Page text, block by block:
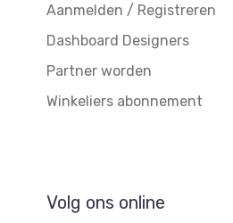
Aanmelden / Registreren
Dashboard Designers
Partner worden
Winkeliers abonnement
Volg ons online